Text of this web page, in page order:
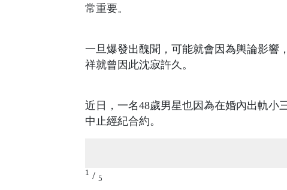
常重要。
一旦爆發出醜聞，可能就會因為輿論影響
祥就曾因此沈寂許久。
近日，一名48歲男星也因為在婚內出軌小
中止經紀合約。
1 / 5